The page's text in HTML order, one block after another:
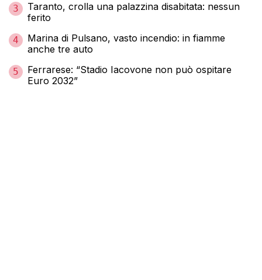
3
Taranto, crolla una palazzina disabitata: nessun
ferito
4
Marina di Pulsano, vasto incendio: in fiamme
anche tre auto
5
Ferrarese: “Stadio Iacovone non può ospitare
Euro 2032”